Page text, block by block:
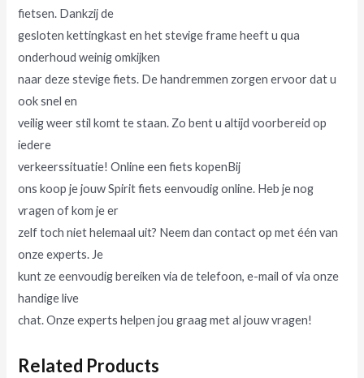
fietsen. Dankzij de
gesloten kettingkast en het stevige frame heeft u qua
onderhoud weinig omkijken
naar deze stevige fiets. De handremmen zorgen ervoor dat u
ook snel en
veilig weer stil komt te staan. Zo bent u altijd voorbereid op
iedere
verkeerssituatie! Online een fiets kopenBij
ons koop je jouw Spirit fiets eenvoudig online. Heb je nog
vragen of kom je er
zelf toch niet helemaal uit? Neem dan contact op met één van
onze experts. Je
kunt ze eenvoudig bereiken via de telefoon, e-mail of via onze
handige live
chat. Onze experts helpen jou graag met al jouw vragen!
Related Products